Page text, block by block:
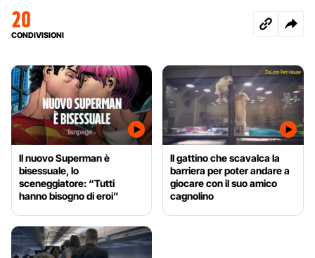
20
CONDIVISIONI
Il nuovo Superman è
bisessuale, lo
sceneggiatore: “Tutti
hanno bisogno di eroi”
Il gattino che scavalca la
barriera per poter andare a
giocare con il suo amico
cagnolino